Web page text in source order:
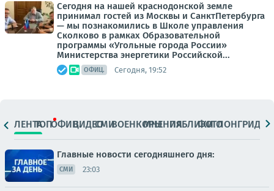
Сегодня на нашей краснодонской земле
принимал гостей из Москвы и СанктПетербурга
— мы познакомились в Школе управления
Сколково в рамках Образовательной
программы «Угольные города России»
Министерства энергетики Российской...
ОФИЦ. Сегодня, 19:52
ЛЕНТАТОПОФИЦ.ВИДЕОСМИВОЕНКОРЫМНЕНИЯПАБЛИКИ
ФОТОЛОНГРИДЫ
Главные новости сегодняшнего дня:
СМИ 23:03